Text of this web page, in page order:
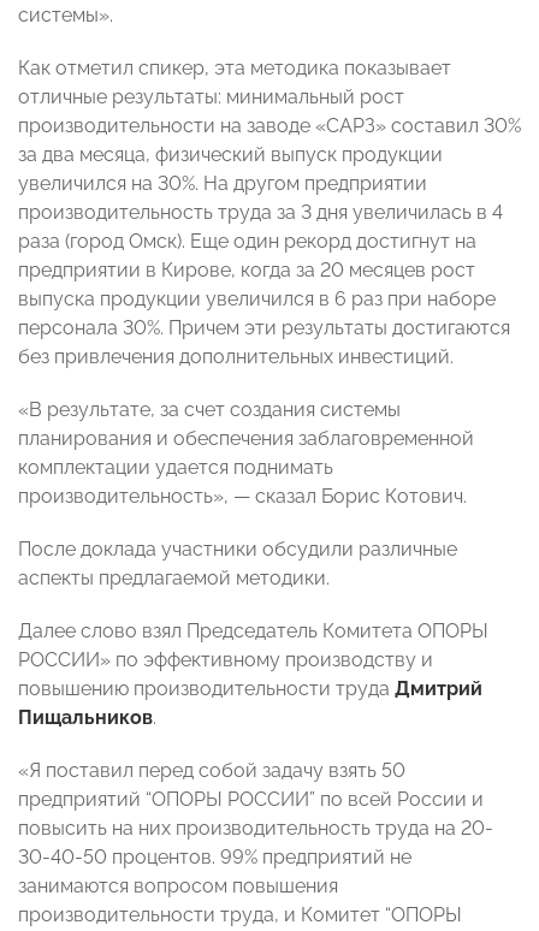
системы».
Как отметил спикер, эта методика показывает
отличные результаты: минимальный рост
производительности на заводе «САРЗ» составил 30%
за два месяца, физический выпуск продукции
увеличился на 30%. На другом предприятии
производительность труда за 3 дня увеличилась в 4
раза (город Омск). Еще один рекорд достигнут на
предприятии в Кирове, когда за 20 месяцев рост
выпуска продукции увеличился в 6 раз при наборе
персонала 30%. Причем эти результаты достигаются
без привлечения дополнительных инвестиций.
«В результате, за счет создания системы
планирования и обеспечения заблаговременной
комплектации удается поднимать
производительность», — сказал Борис Котович.
После доклада участники обсудили различные
аспекты предлагаемой методики.
Далее слово взял Председатель Комитета ОПОРЫ
РОССИИ» по эффективному производству и
повышению производительности труда Дмитрий
Пищальников.
«Я поставил перед собой задачу взять 50
предприятий “ОПОРЫ РОССИИ” по всей России и
повысить на них производительность труда на 20-
30-40-50 процентов. 99% предприятий не
занимаются вопросом повышения
производительности труда, и Комитет “ОПОРЫ